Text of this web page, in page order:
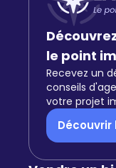
le point
Recevez un
conseils
votre projet
Découvrir